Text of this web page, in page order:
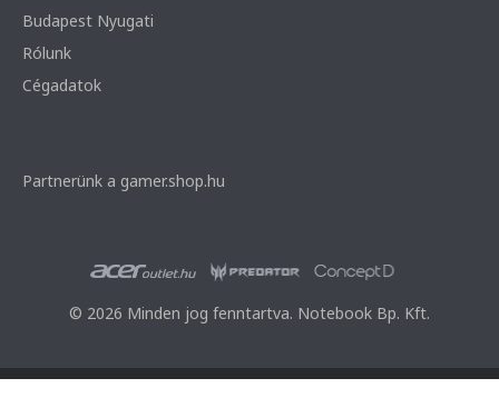
Budapest Nyugati
Rólunk
Cégadatok
Partnerünk a gamer.shop.hu
© 2026 Minden jog fenntartva. Notebook Bp. Kft.